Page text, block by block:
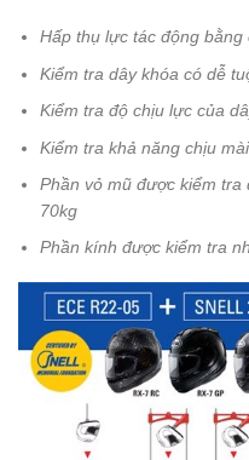
Hấp thụ lực tác động
Kiểm tra dây khóa có dễ
Kiểm tra độ chịu lực của
Kiểm tra khả năng chịu
Phần vỏ mũ được kiểm
70kg
Phần kính được kiểm tra